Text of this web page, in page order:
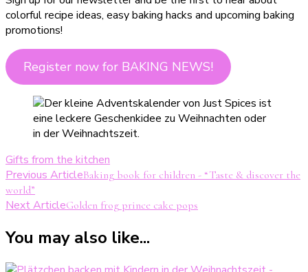
colorful recipe ideas, easy baking hacks and upcoming baking
promotions!
Register now for BAKING NEWS!
Gifts from the kitchen
Post
Navigation
Previous ArticleBaking book for children - “Taste & discover the
world”
Next ArticleGolden frog prince cake pops
You may also like...